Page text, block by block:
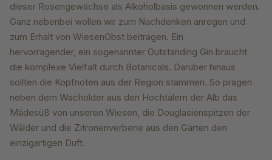
dieser Rosengewächse als Alkoholbasis gewonnen werden.
Ganz nebenbei wollen wir zum Nachdenken anregen und
zum Erhalt von WiesenObst beitragen. Ein
hervorragender, ein sogenannter Outstanding Gin braucht
die komplexe Vielfalt durch Botanicals. Darüber hinaus
sollten die Kopfnoten aus der Region stammen. So prägen
neben dem Wacholder aus den Hochtälern der Alb das
Mädesüß von unseren Wiesen, die Douglasienspitzen der
Wälder und die Zitronenverbene aus den Gärten den
einzigartigen Duft.